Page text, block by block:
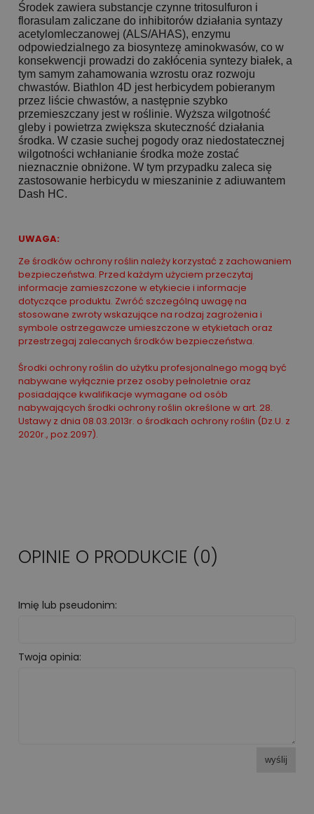
Środek zawiera substancje czynne tritosulfuron i
florasulam zaliczane do inhibitorów działania syntazy
acetylomleczanowej (ALS/AHAS), enzymu
odpowiedzialnego za biosyntezę aminokwasów, co w
konsekwencji prowadzi do zakłócenia syntezy białek, a
tym samym zahamowania wzrostu oraz rozwoju
chwastów. Biathlon 4D jest herbicydem pobieranym
przez liście chwastów, a następnie szybko
przemieszczany jest w roślinie. Wyższa wilgotność
gleby i powietrza zwiększa skuteczność działania
środka. W czasie suchej pogody oraz niedostatecznej
wilgotności wchłanianie środka może zostać
nieznacznie obniżone. W tym przypadku zaleca się
zastosowanie herbicydu w mieszaninie z adiuwantem
Dash HC.
UWAGA:
Ze środków ochrony roślin należy korzystać z zachowaniem
bezpieczeństwa. Przed każdym użyciem przeczytaj
informacje zamieszczone w etykiecie i informacje
dotyczące produktu. Zwróć szczególną uwagę na
stosowane zwroty wskazujące na rodzaj zagrożenia i
symbole ostrzegawcze umieszczone w etykietach oraz
przestrzegaj zalecanych środków bezpieczeństwa.
Środki ochrony roślin do użytku profesjonalnego mogą być
nabywane wyłącznie przez osoby pełnoletnie oraz
posiadające kwalifikacje wymagane od osób
nabywających środki ochrony roślin określone w art. 28.
Ustawy z dnia 08.03.2013r. o środkach ochrony roślin (Dz.U. z
2020r., poz.2097).
OPINIE O PRODUKCIE (0)
Imię lub pseudonim:
Twoja opinia:
wyślij